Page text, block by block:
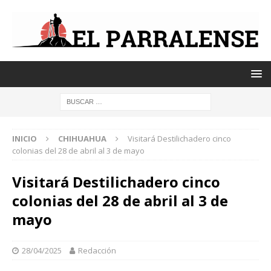
INICIO CHIHUAHUA
Visitará Destilichadero cinco
colonias del 28 de abril al 3 de mayo
Visitará Destilichadero cinco
colonias del 28 de abril al 3 de
mayo
28/04/2025 Redacción